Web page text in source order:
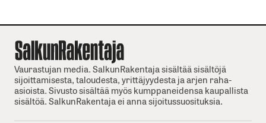
Vaurastujan media. SalkunRakentaja sisältää sisältöjä
sijoittamisesta, taloudesta, yrittäjyydesta ja arjen raha-
asioista. Sivusto sisältää myös kumppaneidensa kaupallista
sisältöä. SalkunRakentaja ei anna sijoitussuosituksia.